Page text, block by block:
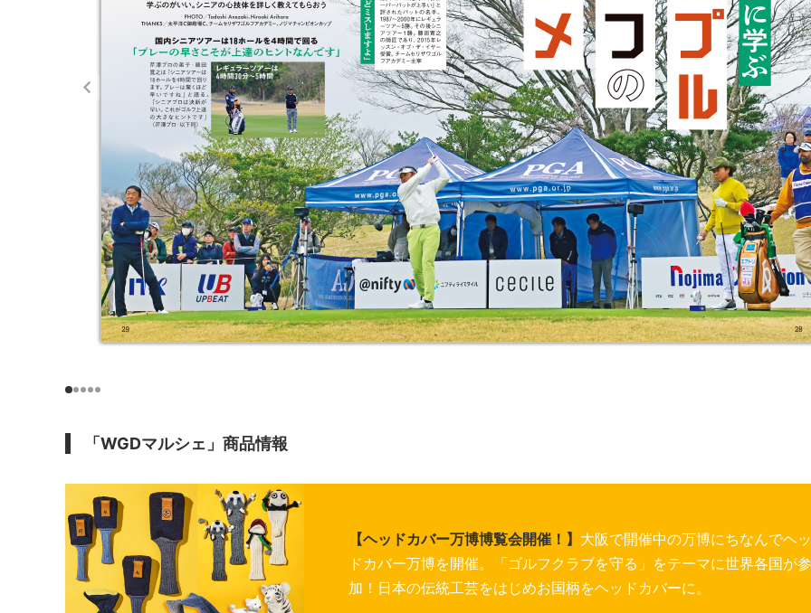
「WGDマルシェ」商品情報
【ヘッドカバー万博博覧会開催！】 大阪で開催中の万博にちなんでヘ
ドカバー万博を開催。「ゴルフクラブを守る」をテーマに世界各国が
加！日本の伝統工芸をはじめお国柄をヘッドカバーに。